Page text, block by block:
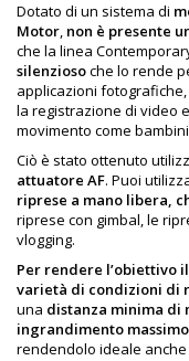
Dotato di un sistema di
Motor, non è presente
che la linea
silenziosoche lo rende
applicazioni
la registrazione di video
movimento come
Ciò è stato ottenuto
attuatore AF. Puoi
riprese a mano libera,
riprese con gimbal, le
vlogging.
Per rendere l’obiettivo
varietà di condizioni di
una distanza minima di
ingrandimento
rendendolo ideale